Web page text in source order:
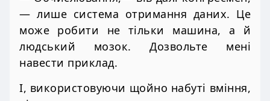
— лише система отримання даних. Це
може робити не тільки машина, а й
людський мозок. Дозвольте мені
навести приклад.
І, використовуючи щойно набуті вміння,